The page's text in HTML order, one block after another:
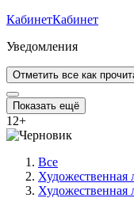
КабинетКабинет
Уведомления
Отметить все как
Показать ещё
12+
Все
Художественная
Художественная